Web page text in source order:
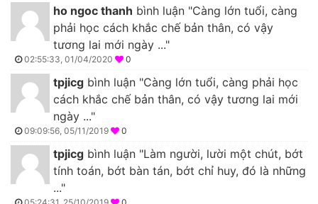
ho ngoc thanh bình luận "Càng lớn tuổi, càng
phải học cách khắc chế bản thân, có vậy
tương lai mới ngày ..."
02:55:33, 01/04/2020 0
tpjicg bình luận "Càng lớn tuổi, càng phải học
cách khắc chế bản thân, có vậy tương lai mới
ngày ..."
09:09:56, 05/11/2019 0
tpjicg bình luận "Làm người, lười một chút, bớt
tính toán, bớt bàn tán, bớt chỉ huy, đó là những
..."